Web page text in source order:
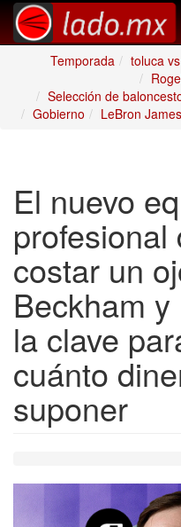
Temporada
toluca
Selección de
Gobierno
LeBron James
El nuevo
profesional
costar un
Beckham
la clave
cuánto
suponer